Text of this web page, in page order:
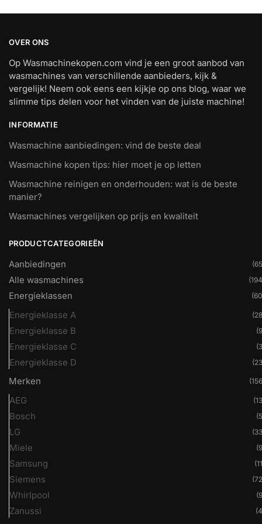
OVER ONS
Op Wasmachinekopen.com vind je een groot aanbod van
wasmachines van verschillende aanbieders, kijk &
vergelijk! Neem ook eens een kijkje op ons blog, waar we
slimme tips delen voor het vinden van de juiste machine!
INFORMATIE
Wasmachine aanbiedingen: vind de beste deal
Wasmachine kopen tips: hier moet je op letten
Wasmachine reinigen en onderhouden: wat is de beste
manier?
Wasmachines vergelijken op prijs en kwaliteit
PRODUCTCATEGORIEËN
Aanbiedingen
Alle wasmachines
Energieklassen
Energieklasse A
Energieklasse B
Energieklasse C
Energieklasse D
Merken
AEG
Bosch
LG
Miele
Samsung
Siemens
Whirlpool
Zanussi